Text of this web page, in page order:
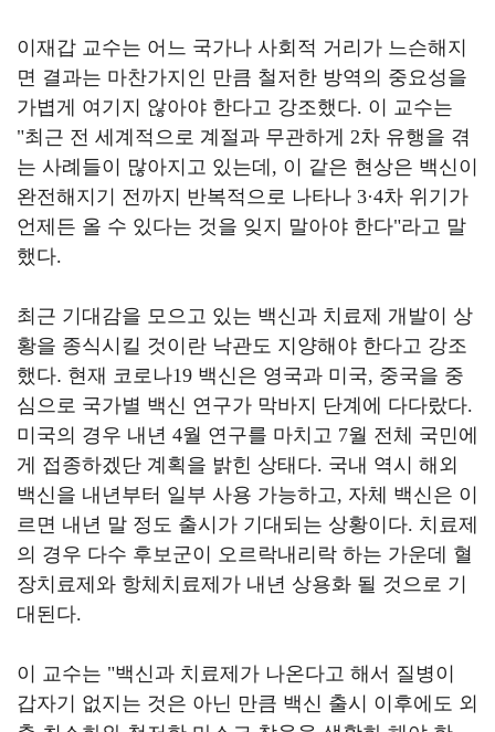
이재갑 교수는 어느 국가나 사회적 거리가 느슨해지
면 결과는 마찬가지인 만큼 철저한 방역의 중요성을
가볍게 여기지 않아야 한다고 강조했다. 이 교수는
"최근 전 세계적으로 계절과 무관하게 2차 유행을 겪
는 사례들이 많아지고 있는데 , 이 같은 현상은 백신이
완전해지기 전까지 반복적으로 나타나 3·4차 위기가
언제든 올 수 있다는 것을 잊지 말아야 한다"라고 말
했다.
최근 기대감을 모으고 있는 백신과 치료제 개발이 상
황을 종식시킬 것이란 낙관도 지양해야 한다고 강조
했다. 현재 코로나19 백신은 영국과 미국, 중국을 중
심으로 국가별 백신 연구가 막바지 단계에 다다랐다.
미국의 경우 내년 4월 연구를 마치고 7월 전체 국민에
게 접종하겠단 계획을 밝힌 상태다. 국내 역시 해외
백신을 내년부터 일부 사용 가능하고, 자체 백신은 이
르면 내년 말 정도 출시가 기대되는 상황이다. 치료제
의 경우 다수 후보군이 오르락내리락 하는 가운데 혈
장치료제와 항체치료제가 내년 상용화 될 것으로 기
대된다.
이 교수는 "백신과 치료제가 나온다고 해서 질병이
갑자기 없지는 것은 아닌 만큼 백신 출시 이후에도 외